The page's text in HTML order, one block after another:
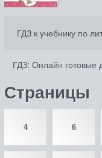
ГДЗ к учебнику по
ГДЗ: Онлайн готовые
Страницы
4 6